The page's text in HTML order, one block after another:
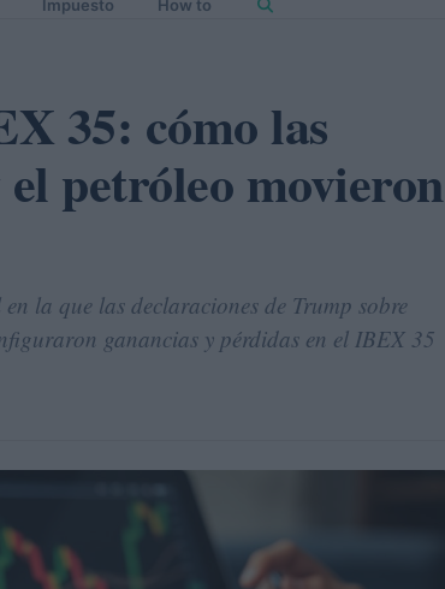
Impuesto How to
35: cómo las
petróleo movieron
la que las declaraciones de Trump sobre
ganancias y pérdidas en el IBEX 35